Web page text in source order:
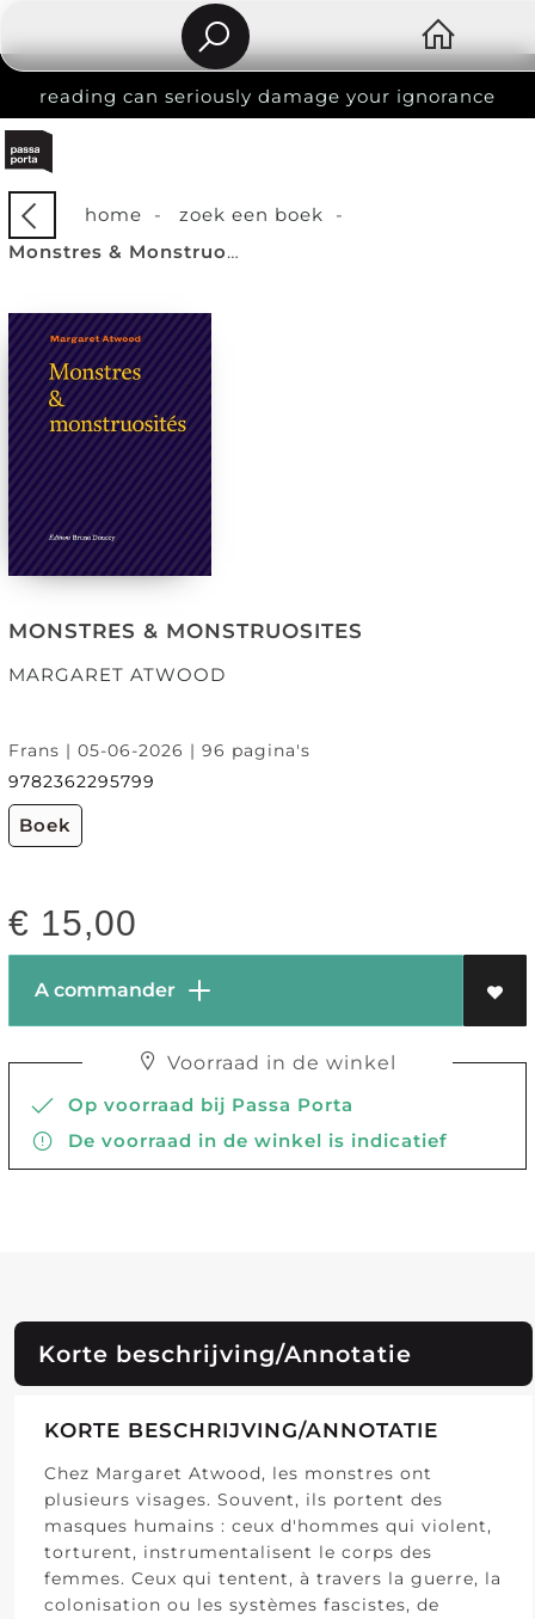
reading can seriously damage your ignorance
home - zoek een boek -
Monstres & Monstruosites
MONSTRES & MONSTRUOSITES
MARGARET ATWOOD
Frans | 05-06-2026 | 96 pagina's
9782362295799
Boek
€ 15,00
A commander
Voorraad in de winkel
Op voorraad bij Passa Porta
De voorraad in de winkel is indicatief
Korte beschrijving/Annotatie
KORTE BESCHRIJVING/ANNOTATIE
Chez Margaret Atwood, les monstres ont
plusieurs visages. Souvent, ils portent des
masques humains : ceux d'hommes qui violent,
torturent, instrumentalisent le corps des
femmes. Ceux qui tentent, à travers la guerre, la
colonisation ou les systèmes fascistes, de